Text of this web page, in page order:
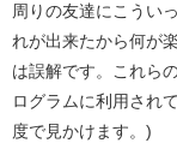
周りの友達にこうい
れが出来たから何が
は誤解です。これら
ログラムに利用され
度で見かけます。)